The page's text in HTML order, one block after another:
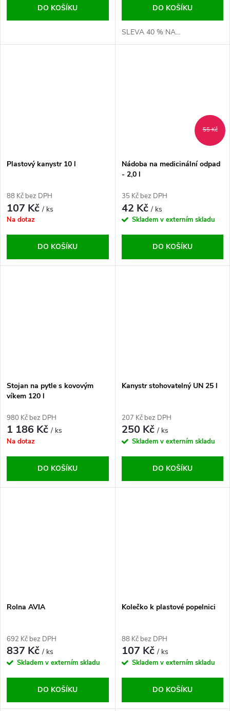
DO KOŠÍKU DO KOŠÍKU
SLEVA 40 % NA...
Plastový kanystr 10 l
88 Kč bez DPH
107 Kč/ ks
Na dotaz
DO KOŠÍKU
55 Kč
Nádoba na medicinální odpad
- 2,0 l
35 Kč bez DPH
42 Kč/ ks
Skladem v externím skladu
DO KOŠÍKU
Stojan na pytle s kovovým
víkem 120 l
980 Kč bez DPH
1 186 Kč/ ks
Na dotaz
DO KOŠÍKU
Kanystr stohovatelný UN 25 l
207 Kč bez DPH
250 Kč/ ks
Skladem v externím skladu
DO KOŠÍKU
Rolna AVIA
692 Kč bez DPH
837 Kč/ ks
Skladem v externím skladu
DO KOŠÍKU
Kolečko k plastové popelnici
88 Kč bez DPH
107 Kč/ ks
Skladem v externím skladu
DO KOŠÍKU